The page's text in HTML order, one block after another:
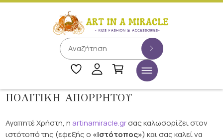
ΠΟΛΙΤΙΚΗ ΑΠΟΡΡΗΤΟΥ
Αγαπητέ Χρήστη, η artinamiracle.grσας καλωσορίζει στον
ιστότοπό της (εφεξής ο «Ιστότοπος») και σας καλεί να